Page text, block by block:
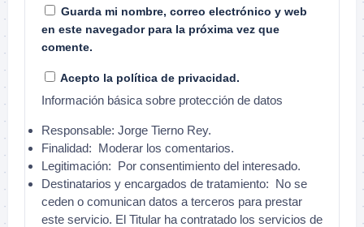
Guarda mi nombre, correo electrónico y web
en este navegador para la próxima vez que
comente.
Acepto la política de privacidad.
Información básica sobre protección de datos
Responsable: Jorge Tierno Rey.
Finalidad: Moderar los comentarios.
Legitimación: Por consentimiento del interesado.
Destinatarios y encargados de tratamiento: No se
ceden o comunican datos a terceros para prestar
este servicio. El Titular ha contratado los servicios de